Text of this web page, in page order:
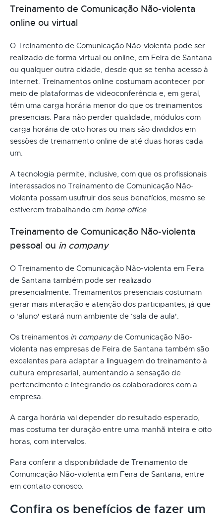
Treinamento de Comunicação Não-violenta
online ou virtual
O Treinamento de Comunicação Não-violenta pode ser
realizado de forma virtual ou online, em Feira de Santana
ou qualquer outra cidade, desde que se tenha acesso à
internet. Treinamentos online costumam acontecer por
meio de plataformas de videoconferência e, em geral,
têm uma carga horária menor do que os treinamentos
presenciais. Para não perder qualidade, módulos com
carga horária de oito horas ou mais são divididos em
sessões de treinamento online de até duas horas cada
um.
A tecnologia permite, inclusive, com que os profissionais
interessados no Treinamento de Comunicação Não-
violenta possam usufruir dos seus benefícios, mesmo se
estiverem trabalhando em home office.
Treinamento de Comunicação Não-violenta
pessoal ou in company
O Treinamento de Comunicação Não-violenta em Feira
de Santana também pode ser realizado
presencialmente. Treinamentos presenciais costumam
gerar mais interação e atenção dos participantes, já que
o 'aluno' estará num ambiente de ‘sala de aula'.
Os treinamentos in companyde Comunicação Não-
violenta nas empresas de Feira de Santana também são
excelentes para adaptar a linguagem do treinamento à
cultura empresarial, aumentando a sensação de
pertencimento e integrando os colaboradores com a
empresa.
A carga horária vai depender do resultado esperado,
mas costuma ter duração entre uma manhã inteira e oito
horas, com intervalos.
Para conferir a disponibilidade de Treinamento de
Comunicação Não-violenta em Feira de Santana, entre
em contato conosco.
Confira os benefícios de fazer um